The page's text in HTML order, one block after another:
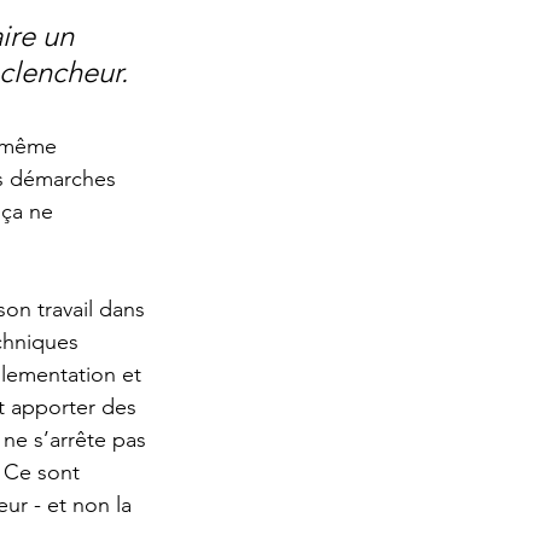
un
démarches
ne
travail dans
et
apporter des
s’arrête pas
sont
- et non la